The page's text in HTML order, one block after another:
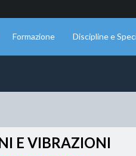
Formazione Discipline e
E VIBRAZIONI